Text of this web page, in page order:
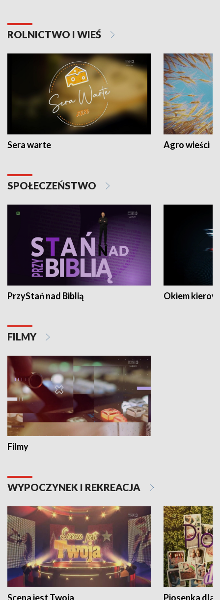
ROLNICTWO I WIEŚ
Sera warte Agro wieści
SPOŁECZEŃSTWO
PrzyStań nad Biblią Okiem
FILMY
Filmy
WYPOCZYNEK I REKREACJA
Scena jest Twoja Piosenka dla